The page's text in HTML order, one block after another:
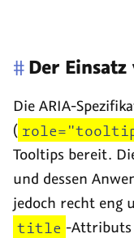
# Der Einsatz
Die ARIA-
(
Tooltips bereit.
und dessen
jedoch recht eng
title -Attributs